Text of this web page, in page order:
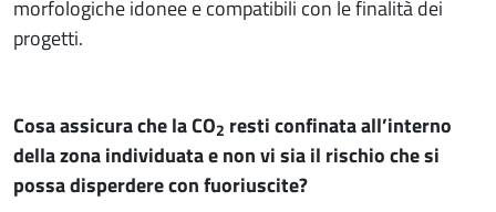
morfologiche idonee e compatibili con le finalità dei
progetti.
Cosa assicura che la CO2 resti confinata all’interno
della zona individuata e non vi sia il rischio che si
possa disperdere con fuoriuscite?